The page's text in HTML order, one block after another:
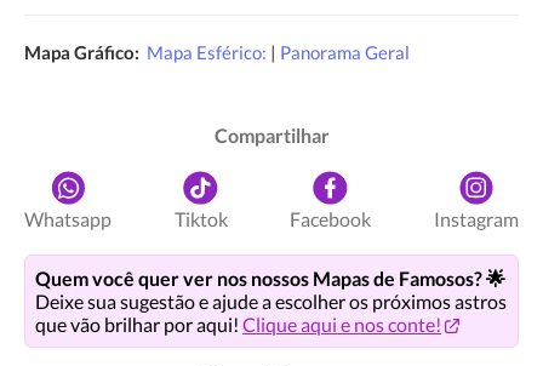
Mapa Gráfico: Mapa Esférico: | Panorama Geral
Compartilhar
Whatsapp Tiktok Facebook Instagram
Quem você quer ver nos nossos Mapas de Famosos? 🌟
Deixe sua sugestão e ajude a escolher os próximos astros
que vão brilhar por aqui! Clique aqui e nos conte!